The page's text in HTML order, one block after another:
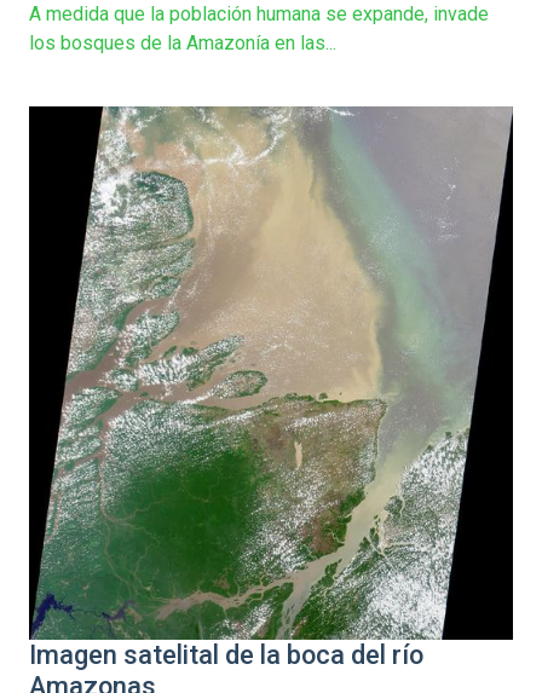
A medida que la población humana se expande, invade
los bosques de la Amazonía en las...
Imagen satelital de la boca del río
Amazonas